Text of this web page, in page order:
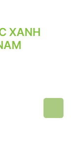
XANH